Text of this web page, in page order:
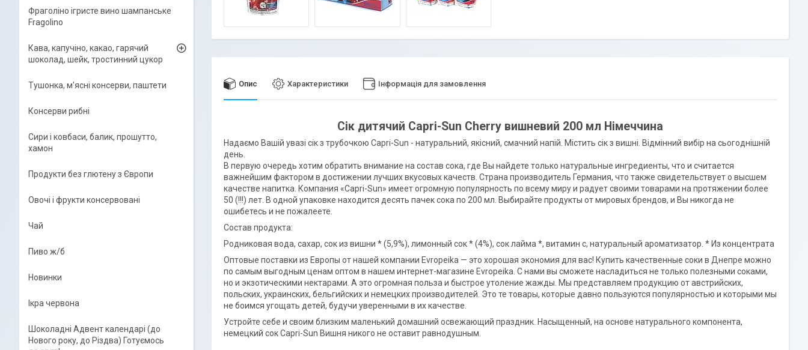
Опис Характеристики Інформація для замовлення
Сік дитячий Capri-Sun Cherry вишневий 200 мл Німеччина
Надаємо Вашій увазі сік з трубочкою Capri-Sun - натуральний, якісний, смачний напій. Містить сік з вишні. Відмінний вибір на сьогоднішній
день.
В первую очередь хотим обратить внимание на состав сока, где Вы найдете только натуральные ингредиенты, что и считается
важнейшим фактором в достижении лучших вкусовых качеств. Страна производитель Германия, что также свидетельствует о высшем
качестве напитка. Компания «Capri-Sun» имеет огромную популярность по всему миру и радует своими товарами на протяжении более
50 (!!!) лет. В одной упаковке находится десять пачек сока по 200 мл. Выбирайте продукты от мировых брендов, и Вы никогда не
ошибетесь и не пожалеете.
Состав продукта:
Родниковая вода, сахар, сок из вишни * (5,9%), лимонный сок * (4%), сок лайма *, витамин с, натуральный ароматизатор. * Из концентрата
Оптовые поставки из Европы от нашей компании Evropeika — это хорошая экономия для вас! Купить качественные соки в Днепре можно
по самым выгодным ценам оптом в нашем интернет-магазине Evropeika. С нами вы сможете насладиться не только полезными соками,
но и экзотическими нектарами. А это огромная польза и быстрое утоление жажды. Мы представляем продукцию от австрийских,
польских, украинских, бельгийских и немецких производителей. Это те товары, которые давно пользуются популярностью и которыми мы
не боимся угощать детей, будучи уверенными в их качестве.
Устройте себе и своим близким маленький домашний освежающий праздник. Насыщенный, на основе натурального компонента,
немецкий сок Capri-Sun Вишня никого не оставит равнодушным.
Фраголіно ігристе вино шампанське
Fragolino
Кава, капучіно, какао, гарячий
шоколад, шейк, тростинний цукор
Тушонка, м'ясні консерви, паштети
Консерви рибні
Сири і ковбаси, балик, прошутто,
хамон
Продукти без глютену з Європи
Овочі і фрукти консервовані
Чай
Пиво ж/б
Новинки
Ікра червона
Шоколадні Адвент календарі (до
Нового року, до Різдва) Готуємось